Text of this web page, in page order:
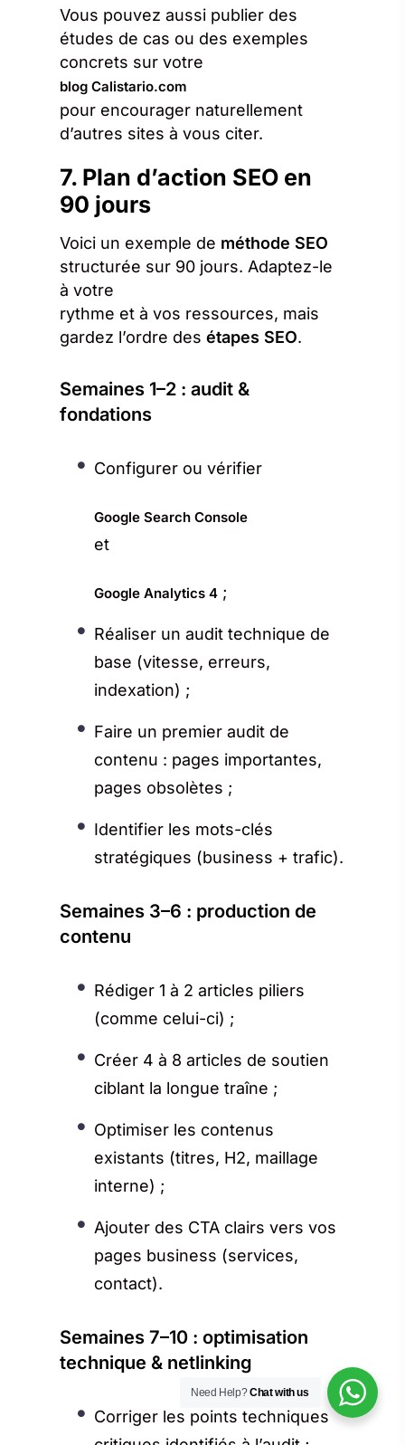
Vous pouvez aussi publier des
études de cas ou des exemples
concrets sur votre
blog Calistario.com
pour encourager naturellement
d’autres sites à vous citer.
7. Plan d’action SEO en
90 jours
Voici un exemple de méthode SEO
structurée sur 90 jours. Adaptez-le
à votre
rythme et à vos ressources, mais
gardez l’ordre des étapes SEO.
Semaines 1–2 : audit &
fondations
Configurer ou vérifier
Google Search Console
et
Google Analytics 4 ;
Réaliser un audit technique de
base (vitesse, erreurs,
indexation) ;
Faire un premier audit de
contenu : pages importantes,
pages obsolètes ;
Identifier les mots-clés
stratégiques (business + trafic).
Semaines 3–6 : production de
contenu
Rédiger 1 à 2 articles piliers
(comme celui-ci) ;
Créer 4 à 8 articles de soutien
ciblant la longue traîne ;
Optimiser les contenus
existants (titres, H2, maillage
interne) ;
Ajouter des CTA clairs vers vos
pages business (services,
contact).
Semaines 7–10 : optimisation
technique & netlinking
Corriger les points techniques
Need Help?Chat with us